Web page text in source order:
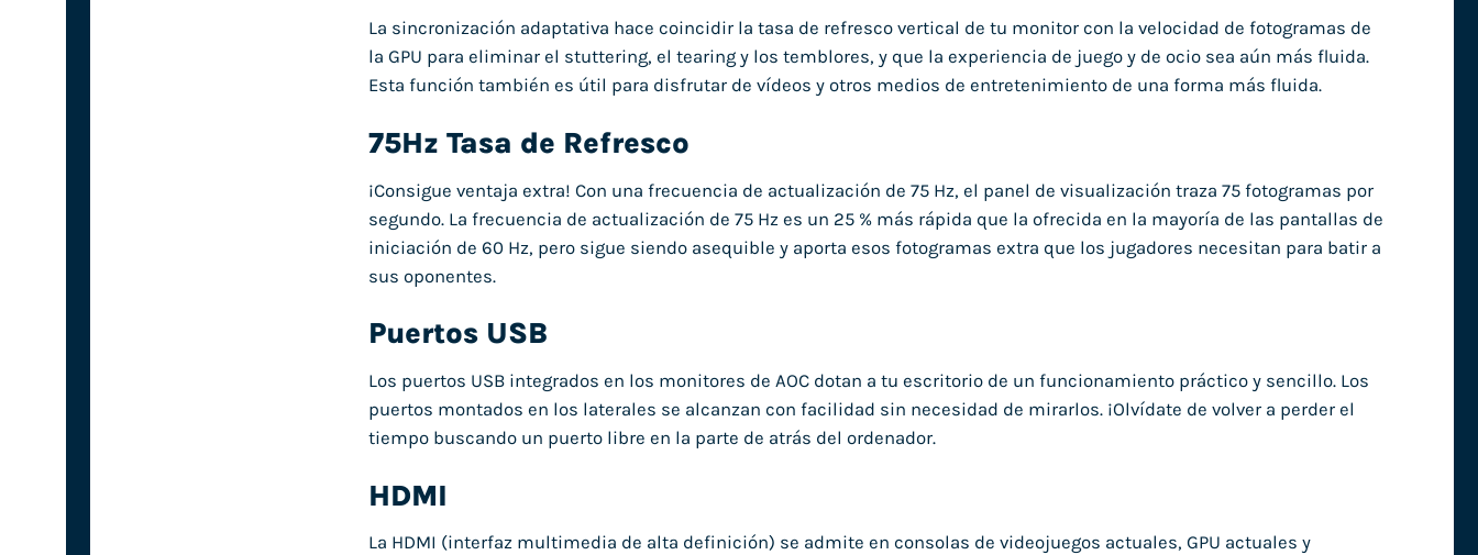
La sincronización adaptativa hace coincidir la tasa de refresco vertical de tu monitor con la velocidad de fotogramas de
la GPU para eliminar el stuttering, el tearing y los temblores, y que la experiencia de juego y de ocio sea aún más fluida.
Esta función también es útil para disfrutar de vídeos y otros medios de entretenimiento de una forma más fluida.
75Hz Tasa de Refresco
¡Consigue ventaja extra! Con una frecuencia de actualización de 75 Hz, el panel de visualización traza 75 fotogramas por
segundo. La frecuencia de actualización de 75 Hz es un 25 % más rápida que la ofrecida en la mayoría de las pantallas de
iniciación de 60 Hz, pero sigue siendo asequible y aporta esos fotogramas extra que los jugadores necesitan para batir a
sus oponentes.
Puertos USB
Los puertos USB integrados en los monitores de AOC dotan a tu escritorio de un funcionamiento práctico y sencillo. Los
puertos montados en los laterales se alcanzan con facilidad sin necesidad de mirarlos. ¡Olvídate de volver a perder el
tiempo buscando un puerto libre en la parte de atrás del ordenador.
HDMI
La HDMI (interfaz multimedia de alta definición) se admite en consolas de videojuegos actuales, GPU actuales y